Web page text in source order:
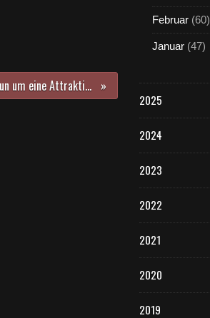
Spielplatz am NaturFreundehaus nun um eine Attraktion für Kleinkinder reicher - Gemeinde installierte mit Kosten für 14.500 Euro Spielanlage "Rose" der Firma Eibe
Februar (60)
Januar (47)
2025
2024
2023
2022
2021
2020
2019